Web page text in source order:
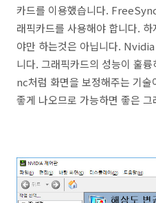
카드를 이용했습니다.
래픽카드를 사용해야 합니다.
야만 하는것은 아닙니다.
니다. 그래픽카드의 성능이 훌
nc처럼 화면을 보정해주는 기
좋게 나오므로 가능하면 좋은